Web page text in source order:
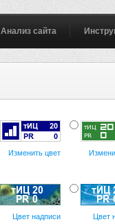
Анализ сайта
Изменить цвет
Цвет надписи Цвет